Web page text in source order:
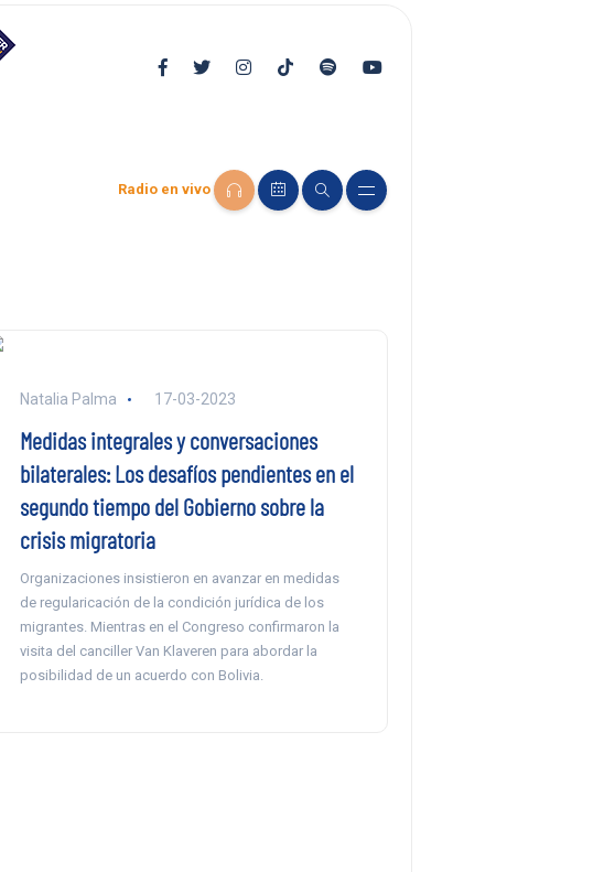
Radio en vivo
Natalia Palma 17-03-2023
Medidas integrales y conversaciones
bilaterales: Los desafíos pendientes en el
segundo tiempo del Gobierno sobre la
crisis migratoria
Organizaciones insistieron en avanzar en medidas
de regularicación de la condición jurídica de los
migrantes. Mientras en el Congreso confirmaron la
visita del canciller Van Klaveren para abordar la
posibilidad de un acuerdo con Bolivia.